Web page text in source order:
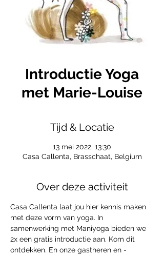
Introductie Yoga
met Marie-Louise
Tijd & Locatie
13 mei 2022, 13:30
Casa Callenta, Brasschaat, Belgium
Over deze activiteit
Casa Callenta laat jou hier kennis maken
met deze vorm van yoga. In
samenwerking met Maniyoga bieden we
2x een gratis introductie aan. Kom dit
ontdekken. En onze gastheren en -